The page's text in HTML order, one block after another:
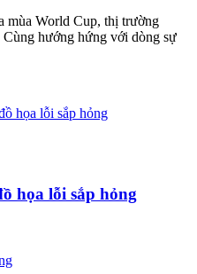
mùa World Cup, thị trường
hướng hứng với dòng sự
họa lỗi sắp hỏng